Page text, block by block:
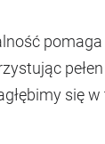
się w